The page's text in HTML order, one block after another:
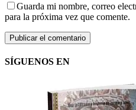
Guarda mi nombre, correo
para la próxima vez que comente.
SÍGUENOS EN